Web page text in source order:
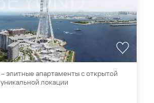
элитные апартаменты с открытой
локации